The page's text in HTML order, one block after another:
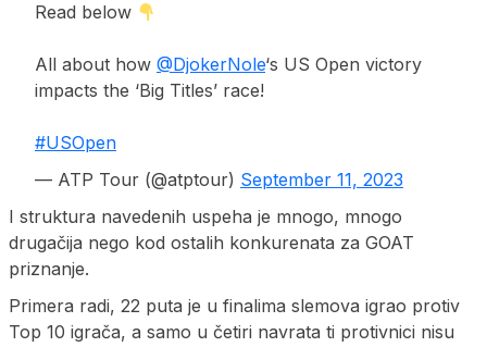
Read below
All about how @DjokerNole‘s US Open victory
impacts the ‘Big Titles’ race!
#USOpen
— ATP Tour (@atptour) September 11, 2023
I struktura navedenih uspeha je mnogo, mnogo
drugačija nego kod ostalih konkurenata za GOAT
priznanje.
Primera radi, 22 puta je u finalima slemova igrao protiv
Top 10 igrača, a samo u četiri navrata ti protivnici nisu